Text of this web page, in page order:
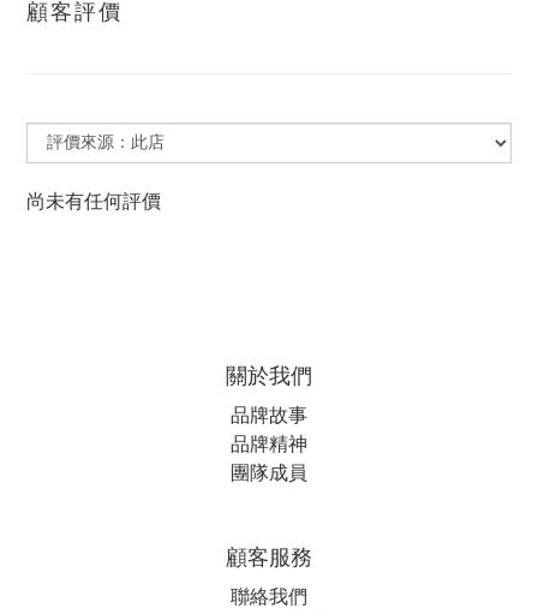
顧客評價
尚未有任何評價
關於我們
品牌故事
品牌精神
團隊成員
顧客服務
聯絡我們